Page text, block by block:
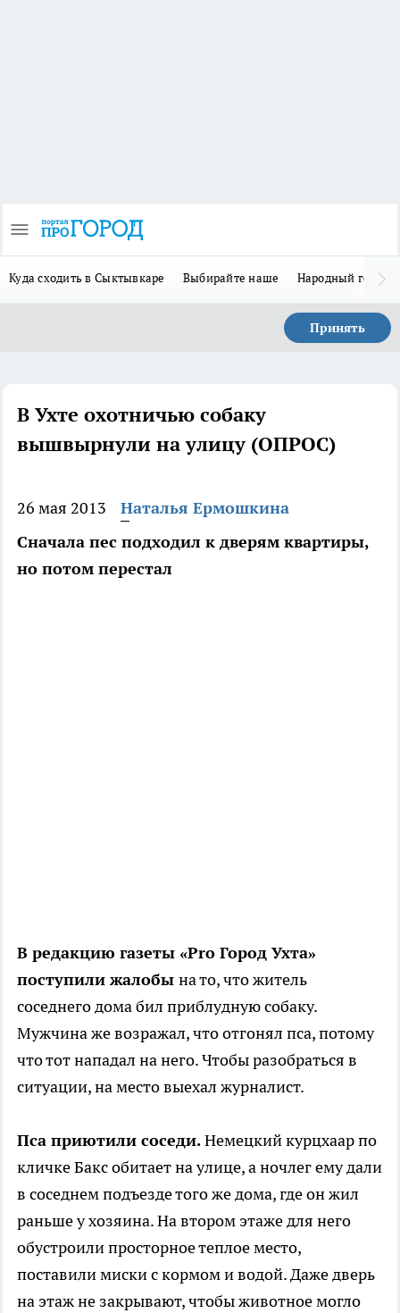
Куда сходить в Сыктывкаре Выбирайте наше Народный герой
Принять
В Ухте охотничью собаку
вышвырнули на улицу (ОПРОС)
26 мая 2013
Наталья Ермошкина
Сначала пес подходил к дверям квартиры,
но потом перестал
В редакцию газеты «Pro Город Ухта»
поступили жалобы на то, что житель
соседнего дома бил приблудную собаку.
Мужчина же возражал, что отгонял пса, потому
что тот нападал на него. Чтобы разобраться в
ситуации, на место выехал журналист.
Пса приютили соседи.Немецкий курцхаар по
кличке Бакс обитает на улице, а ночлег ему дали
в соседнем подъезде того же дома, где он жил
раньше у хозяина. На втором этаже для него
обустроили просторное теплое место,
поставили миски с кормом и водой. Даже дверь
на этаж не закрывают, чтобы животное могло